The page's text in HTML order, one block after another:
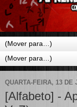
QUARTA-FEIRA, 13 DE
[Alfabeto] -